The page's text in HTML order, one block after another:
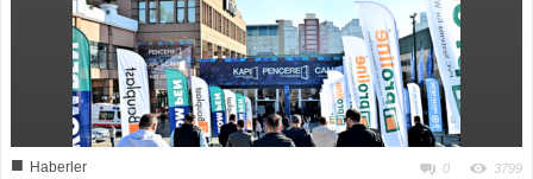
■ Haberler 0 3799